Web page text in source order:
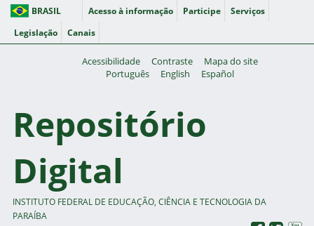
BRASIL Acesso à informação Participe
Serviços
Legislação
Canais
Acessibilidade Contraste
Mapa do site
Português
English Español
Repositório
Digital
INSTITUTO FEDERAL DE EDUCAÇÃO, CIÊNCIA E TECNOLOGIA DA
PARAÍBA